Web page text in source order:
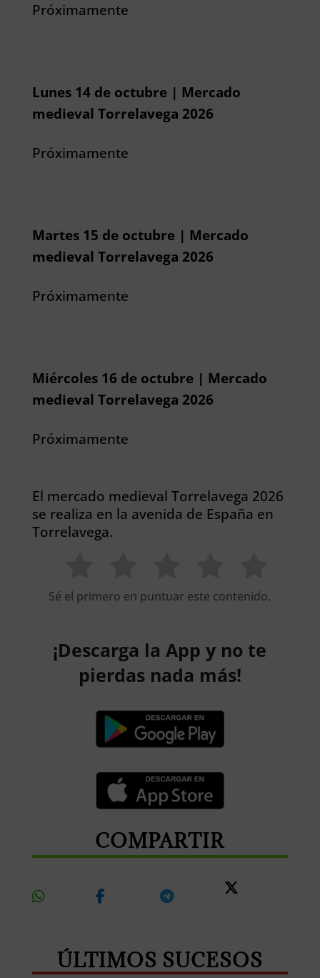
Próximamente
Lunes 14 de octubre | Mercado
medieval Torrelavega 2026
Próximamente
Martes 15 de octubre | Mercado
medieval Torrelavega 2026
Próximamente
Miércoles 16 de octubre | Mercado
medieval Torrelavega 2026
Próximamente
El mercado medieval Torrelavega 2026
se realiza en la avenida de España en
Torrelavega.
Sé el primero en puntuar este contenido.
¡Descarga la App y no te
pierdas nada más!
COMPARTIR
ÚLTIMOS SUCESOS